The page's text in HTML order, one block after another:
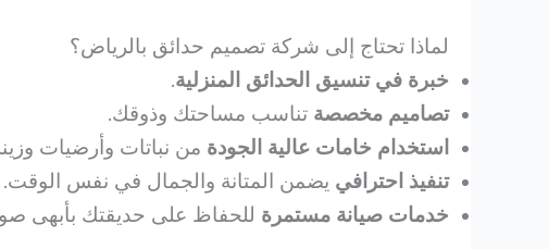
لماذا تحتاج إلى شركة تصميم حدائق بالرياض؟
خبرة في تنسيق الحدائق المنزلية.
تصاميم مخصصة تناسب مساحتك وذوقك.
استخدام خامات عالية الجودة من نباتات وأرضيات
تنفيذ احترافي يضمن المتانة والجمال في نفس الوقت.
خدمات صيانة مستمرة للحفاظ على حديقتك بأبهى